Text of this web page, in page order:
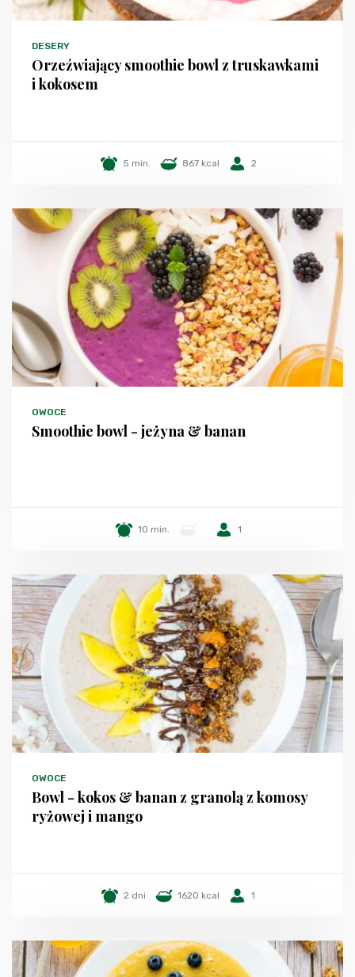
DESERY
Orzeźwiający smoothie bowl z truskawkami
i kokosem
5 min. 867 kcal 2
OWOCE
Smoothie bowl - jeżyna & banan
10 min. 1
OWOCE
Bowl - kokos & banan z granolą z komosy
ryżowej i mango
2 dni 1620 kcal 1